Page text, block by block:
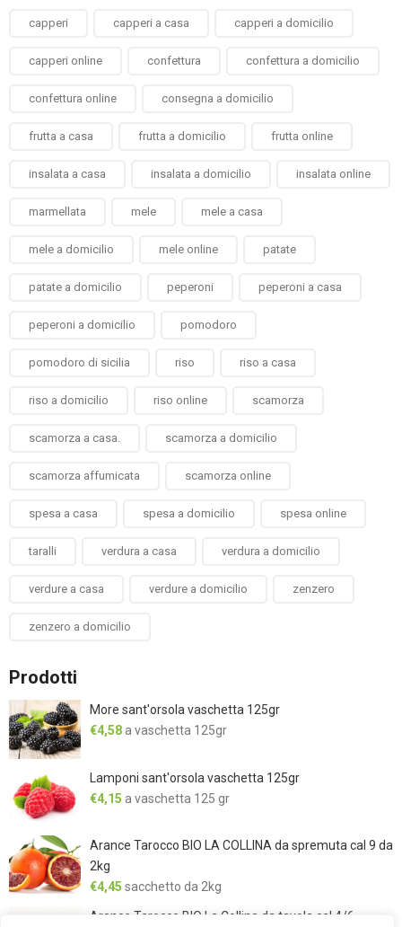
capperi capperi a casa capperi a domicilio
capperi online confettura confettura a domicilio
confettura online consegna a domicilio
frutta a casa frutta a domicilio frutta online
insalata a casa insalata a domicilio insalata online
marmellata mele mele a casa
mele a domicilio mele online patate
patate a domicilio peperoni peperoni a casa
peperoni a domicilio pomodoro
pomodoro di sicilia riso riso a casa
riso a domicilio riso online scamorza
scamorza a casa. scamorza a domicilio
scamorza affumicata scamorza online
spesa a casa spesa a domicilio spesa online
taralli verdura a casa verdura a domicilio
verdure a casa verdure a domicilio zenzero
zenzero a domicilio
Prodotti
More sant'orsola vaschetta 125gr
€4,58 a vaschetta 125gr
Lamponi sant'orsola vaschetta 125gr
€4,15 a vaschetta 125 gr
Arance Tarocco BIO LA COLLINA da spremuta cal 9 da
2kg
€4,45 sacchetto da 2kg
Arance Tarocco BIO La Collina da tavola cal 4/6